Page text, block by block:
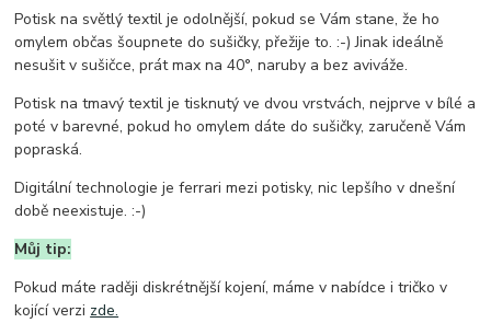
Potisk na světlý textil je odolnější, pokud se Vám stane, že ho
omylem občas šoupnete do sušičky, přežije to. :-) Jinak ideálně
nesušit v sušičce, prát max na 40°, naruby a bez aviváže.
Potisk na tmavý textil je tisknutý ve dvou vrstvách, nejprve v bílé a
poté v barevné, pokud ho omylem dáte do sušičky, zaručeně Vám
popraská.
Digitální technologie je ferrari mezi potisky, nic lepšího v dnešní
době neexistuje. :-)
Můj tip:
Pokud máte raději diskrétnější kojení, máme v nabídce i tričko v
kojící verzi zde.